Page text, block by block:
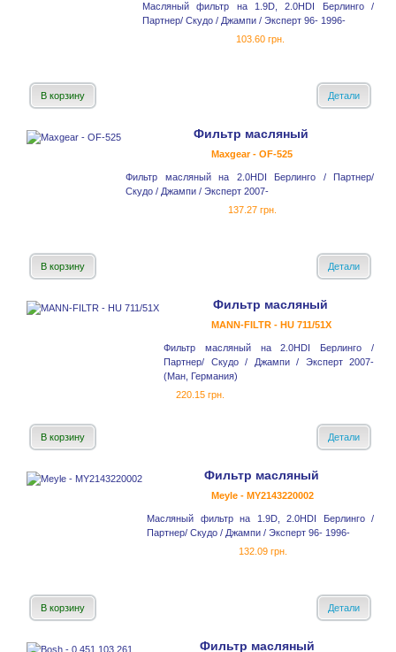
Масляный фильтр на 1.9D, 2.0HDI Берлинго /
Партнер/ Скудо / Джампи / Эксперт 96- 1996-
103.60 грн.
В корзину Детали
Фильтр масляный
Maxgear - OF-525
Фильтр масляный на 2.0HDI Берлинго / Партнер/
Скудо / Джампи / Эксперт 2007-
137.27 грн.
В корзину Детали
Фильтр масляный
MANN-FILTR - HU 711/51X
Фильтр масляный на 2.0HDI Берлинго /
Партнер/ Скудо / Джампи / Эксперт 2007-
(Ман, Германия)
220.15 грн.
В корзину Детали
Фильтр масляный
Meyle - MY2143220002
Масляный фильтр на 1.9D, 2.0HDI Берлинго /
Партнер/ Скудо / Джампи / Эксперт 96- 1996-
132.09 грн.
В корзину Детали
Фильтр масляный